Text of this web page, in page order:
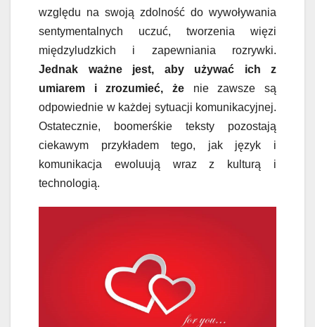
względu na swoją zdolność do wywoływania
sentymentalnych uczuć, tworzenia więzi
międzyludzkich i zapewniania rozrywki.
Jednak ważne jest, aby używać ich z
umiarem i zrozumieć, że nie zawsze są
odpowiednie w każdej sytuacji komunikacyjnej.
Ostatecznie, boomerśkie teksty pozostają
ciekawym przykładem tego, jak język i
komunikacja ewoluują wraz z kulturą i
technologią.